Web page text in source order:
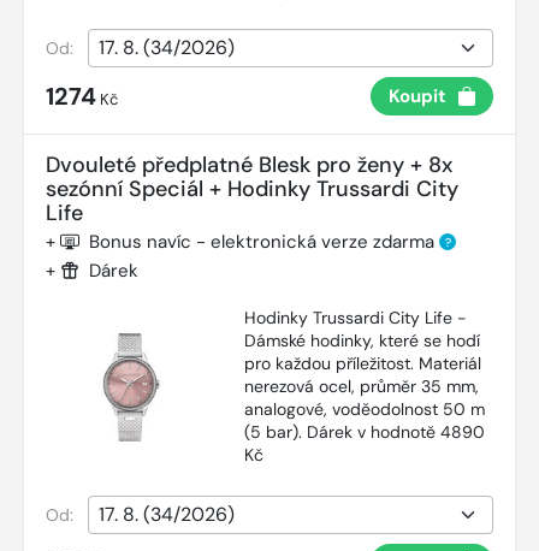
Od:
1274 Kč Koupit
Dvouleté předplatné Blesk pro ženy + 8x
sezónní Speciál + Hodinky Trussardi City
Life
+ Bonus navíc - elektronická verze zdarma ?
+ Dárek
Hodinky Trussardi City Life -
Dámské hodinky, které se hodí
pro každou příležitost. Materiál
nerezová ocel, průměr 35 mm,
analogové, voděodolnost 50 m
(5 bar). Dárek v hodnotě 4890
Kč
Od: